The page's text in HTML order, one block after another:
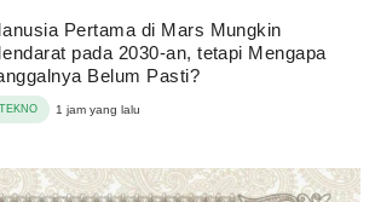
Pertama di Mars Mungkin
pada 2030-an, tetapi Mengapa
Belum Pasti?
TEKNO 1 jam yang lalu